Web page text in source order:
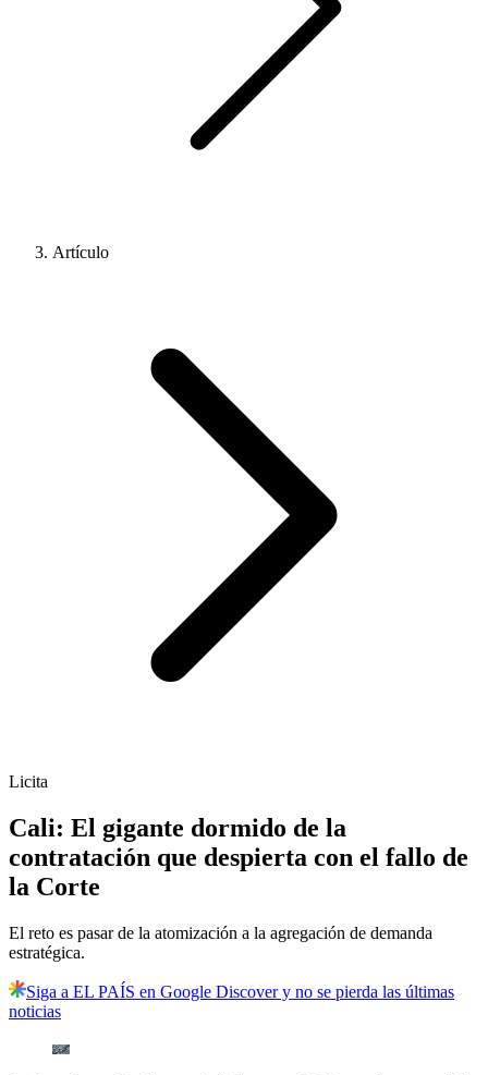
Artículo
Licita
Cali: El gigante dormido de la
contratación que despierta con el fallo de
la Corte
El reto es pasar de la atomización a la agregación de demanda
estratégica.
Siga a EL PAÍS en Google Discover y no se pierda las últimas
noticias